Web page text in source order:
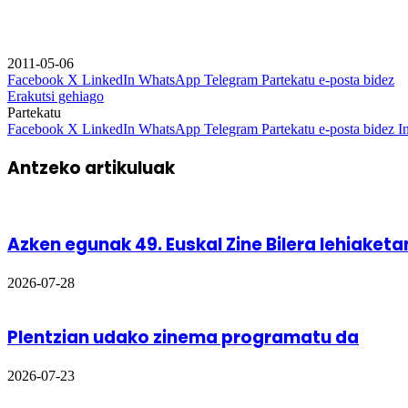
2011-05-06
Facebook X LinkedIn WhatsApp Telegram Partekatu e-posta bidez
Erakutsi gehiago
Partekatu
Facebook X LinkedIn WhatsApp Telegram Partekatu e-posta bidez
Antzeko artikuluak
Azken egunak 49. Euskal Zine Bilera
2026-07-28
Plentzian udako zinema programatu da
2026-07-23